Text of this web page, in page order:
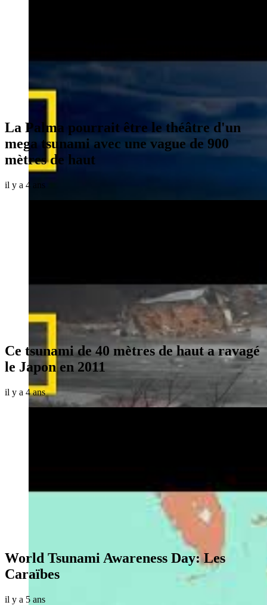
La Palma pourrait être le théâtre d'un
mega tsunami avec une vague de 900
mètres de haut
il y a 4 ans
Ce tsunami de 40 mètres de haut a ravagé
le Japon en 2011
il y a 4 ans
World Tsunami Awareness Day: Les
Caraïbes
il y a 5 ans